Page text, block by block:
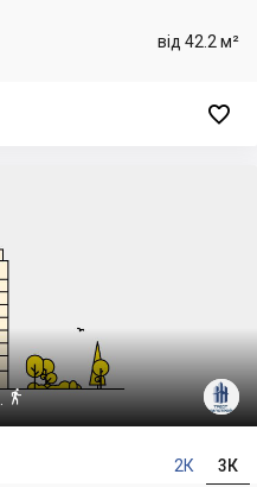
від 42.2 м²


2К 3К